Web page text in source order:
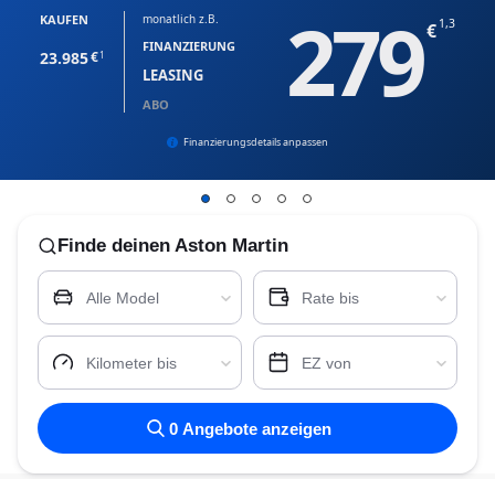
monatlich z.B.
FINANZIERUNG
LEASING
ABO 279 1,3
KAUFEN
23.985 1
Finanzierungsdetails anpassen
Finde deinen Aston Martin
Alle Model Rate bis
Kilometer bis EZ von
0 Angebote anzeigen